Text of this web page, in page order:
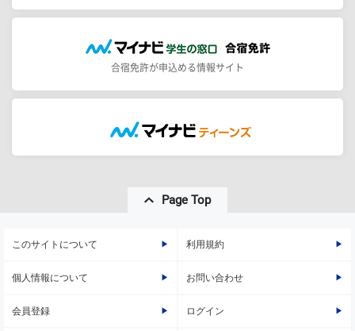
合宿免許が申込める情報サイト
Page Top
このサイトについて 利用規約
個人情報について お問い合わせ
会員登録 ログイン